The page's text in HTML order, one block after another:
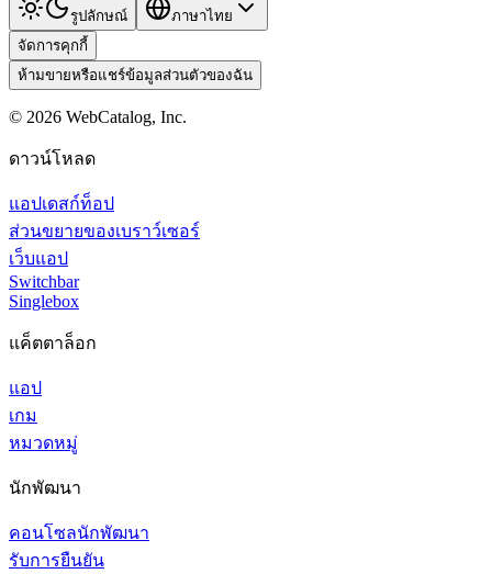
รูปลักษณ์
ภาษาไทย
จัดการคุกกี้
ห้ามขายหรือแชร์ข้อมูลส่วนตัวของฉัน
© 2026 WebCatalog, Inc.
ดาวน์โหลด
แอปเดสก์ท็อป
ส่วนขยายของเบราว์เซอร์
เว็บแอป
Switchbar
Singlebox
แค็ตตาล็อก
แอป
เกม
หมวดหมู่
นักพัฒนา
คอนโซลนักพัฒนา
รับการยืนยัน